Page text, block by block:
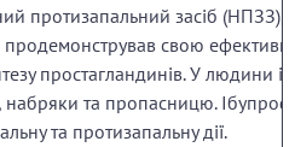
протизапальний засіб (НПЗЗ),
свою
простагландинів. У людини
набряки та пропасницю.
та протизапальну дії.